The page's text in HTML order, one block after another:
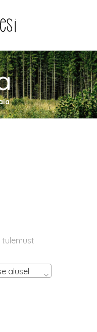
tulemustSorteeritud
populaarsuse
alusel